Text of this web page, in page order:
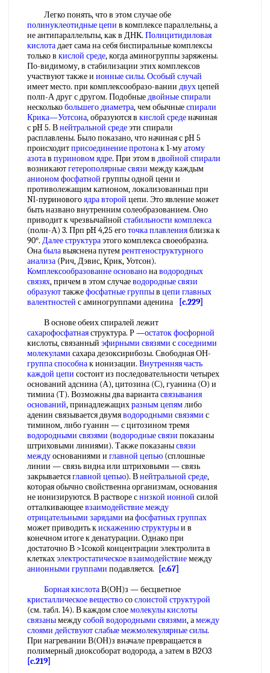
Легко понять, что в этом случае обе
полинуклеотидные цепи в комплексе параллельны, а
не антипараллельпы, как в ДНК. Полицитидиловая
кислотадает сама на себя биспиральные комплексы
только в кислой среде, когда аминогруппы заряжены.
По-видимому, в стабилизации этих комплексов
участвуют также и ионные силы. Особый случай
имеет место. при комплексообразо-вании двухцепей
полп-А друг с другом. Подобныедвойные спирали
несколькобольшего диаметра, чем обычныеспирали
Крика—Уотсона, образуются в кислой среденачиная
с pH 5. Внейтральной средеэти спирали
расплавлены. Было показано, что начиная с pH 5
происходитприсоединение протонак 1-муатому
азотав пуриновом ядре. При этом в двойной спирали
возникаютгетерополярные связи между каждым
анионом фосфатной группы одной цени и
противолежащим катионом, локализованньш при
Nl-пypинoвoгoядра второй цепи. Это явление может
быть названо внутренним солеобразованием. Оно
приводит к чрезвычайной стабильности комплекса
(поли-А) 3. Прп pH 4,25 еготочка плавленияблизка к
90°. Далее структураэтого комплекса своеобразна.
Онабылавыяснена путемрентгеноструктурного
анализа (Рич, Дэвис, Крик, Уотсон).
Комплексообразованне основанонаводородных
связях, причем в этом случаеводородные связи
образуюттакжефосфатные группыв цепи главных
валентностей с аминогруппами аденина
[c.229]
В основе обеих спиралей лежит
сахарофосфатнаяструктура. Р —остаток фосфорной
кислоты, связанный эфирными связями ссоседними
молекулами сахара дезоксирибозы. Свободная ОН-
группа способнак ионизации. Внутренняя часть
каждой цепи состоит из последовательности четырех
оснований адснина (А), цитозина (С), гуанина (О) и
тимииа (Т). Возможны два вариантасвязывания
оснований, принадлежащихразным цепямлибо
аденин связывается двумяводородными связями с
тимином, либо гуанин — с цитозином тремя
водородными связями (водородные связи показаны
штриховыми линиями). Также показанысвязи
междуоснованиями и главной цепью (сплошные
линии — связь видна или штриховыми — связь
закрываетсяглавной цепью). Внейтральной среде,
которая обычно свойственна организмам, основания
не ионизируются. В растворе снизкой ионной силой
отталкивающеевзаимодействие между
отрицательными зарядами иафосфатных группах
может приводить кискажению структурыи в
конечном итоге к денатурации. Однако при
достаточно В >1сокой концентрации электролита в
клеткахэлектростатическое взаимодействиемежду
анионными группами подавляется.
[c.67]
Борная кислотаВ(ОН)з — бесцветное
кристаллическое веществосослоистой структурой
(см. табл. 14). В каждом слоемолекулы кислоты
связанымеждусобой водородными связями, амежду
слоями действуют слабыемежмолекулярные силы.
При нагревании В(ОН)з вначале превращается в
полимерный диоксоборат водорода, а затем в В2О3
[c.219]